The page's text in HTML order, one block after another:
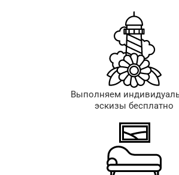
Выполняем
эскизы бесплатно